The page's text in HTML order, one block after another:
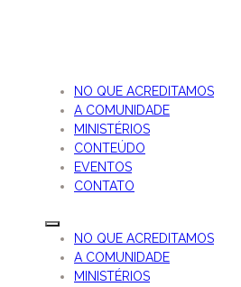
NO QUE ACREDITAMOS
A COMUNIDADE
MINISTÉRIOS
CONTEÚDO
EVENTOS
CONTATO
NO QUE ACREDITAMOS
A COMUNIDADE
MINISTÉRIOS